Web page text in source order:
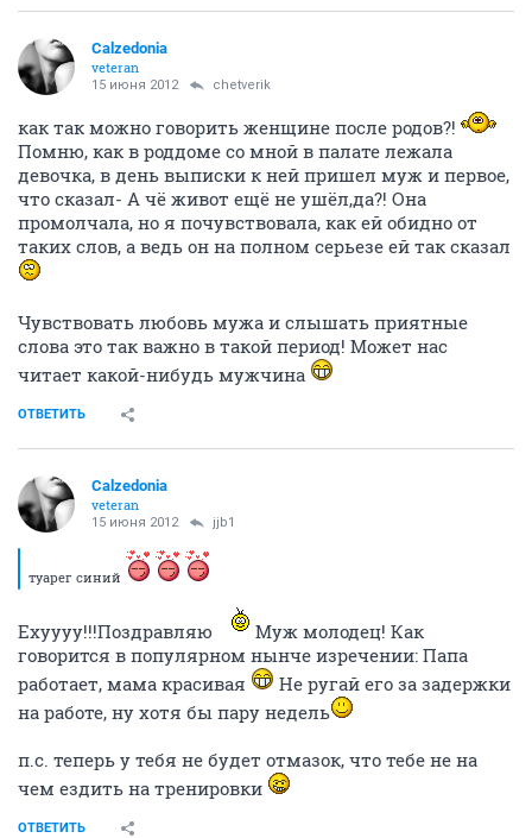
Calzedonia
veteran
15 июня 2012 chetverik
как так можно говорить женщине после родов?!
Помню, как в роддоме со мной в палате лежала
девочка, в день выписки к ней пришел муж и первое,
что сказал- А чё живот ещё не ушёл,да?! Она
промолчала, но я почувствовала, как ей обидно от
таких слов, а ведь он на полном серьезе ей так сказал
Чувствовать любовь мужа и слышать приятные
слова это так важно в такой период! Может нас
читает какой-нибудь мужчина
ОТВЕТИТЬ
Calzedonia
veteran
15 июня 2012 jjb1
туарег синий
Ехуууу!!!Поздравляю
Муж молодец! Как
говорится в популярном нынче изречении: Папа
работает, мама красивая
Не ругай его за задержки
на работе, ну хотя бы пару недель
п.с. теперь у тебя не будет отмазок, что тебе не на
чем ездить на тренировки
ОТВЕТИТЬ